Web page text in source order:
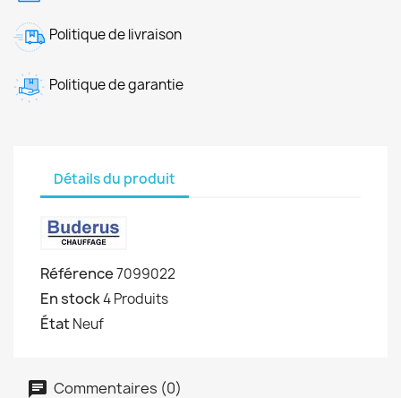
Politique de livraison
Politique de garantie
Détails du produit
Référence7099022
En stock4 Produits
ÉtatNeuf
Commentaires (0)